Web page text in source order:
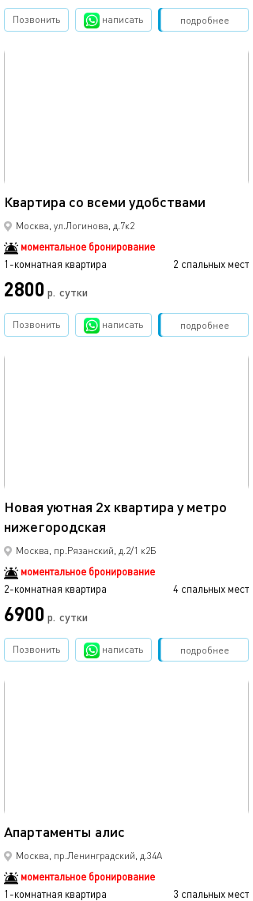
подробнее
Позвонить написать Забронировать
Квартира со всеми удобствами
Москва, ул.Логинова, д.7к2
моментальное бронирование
1-комнатная квартира
2 спальных мест
2800 р. сутки
подробнее
Позвонить написать Забронировать
Новая уютная 2х квартира у метро
нижегородская
Москва, пр.Рязанский, д.2/1 к2Б
моментальное бронирование
2-комнатная квартира
4 спальных мест
6900 р. сутки
подробнее
Позвонить написать Забронировать
Апартаменты алис
Москва, пр.Ленинградский, д.34А
моментальное бронирование
1-комнатная квартира
3 спальных мест